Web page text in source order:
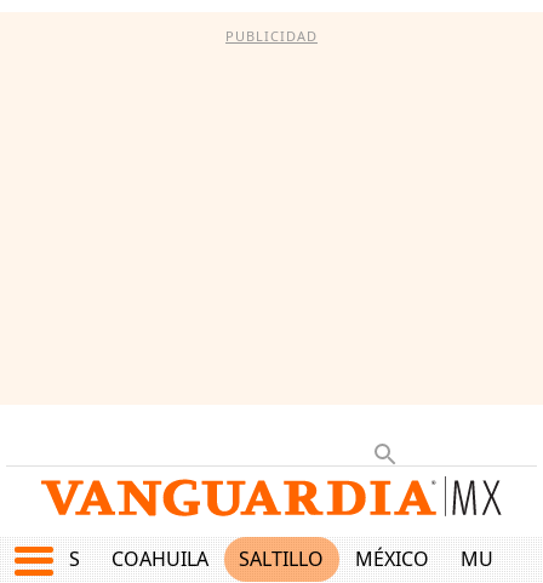
PUBLICIDAD
JUEGOS COAHUILA SALTILLO MÉXICO MUNDO